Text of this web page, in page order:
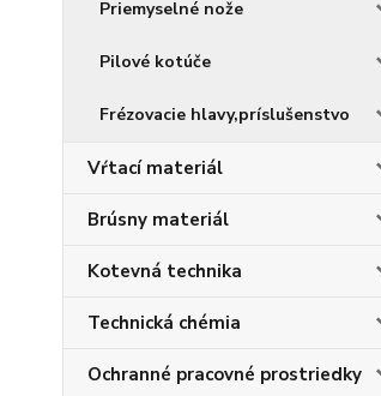
Priemyselné nože
Pilové kotúče
Frézovacie hlavy,príslušenstvo
Vŕtací materiál
Brúsny materiál
Kotevná technika
Technická chémia
Ochranné pracovné prostriedky